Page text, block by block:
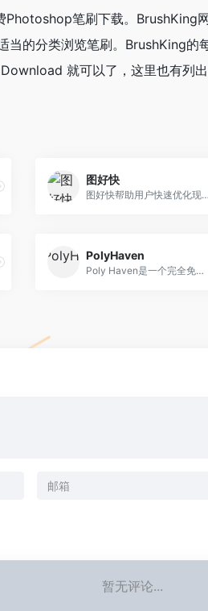
Photoshop笔刷下载。BrushKing
当的分类浏览笔刷。BrushKing的
就可以了，这里也有列出
图好快
图好快帮助用户快速优化现有图片，加快网站，App以及微信公众号的页面加载速度。在图好快在线图片压缩官网，支持GIF动图压缩，PNG压缩，JPG压缩。精确控制照片长宽
PolyHaven
Poly Haven是一个完全免费的3D素材网站,是一个为视觉特效艺术家和游戏设计师策划的公共资源库,无需注册账号和电子邮件,其资源均基于CC0协议,没有版权限制…
暂无评论...